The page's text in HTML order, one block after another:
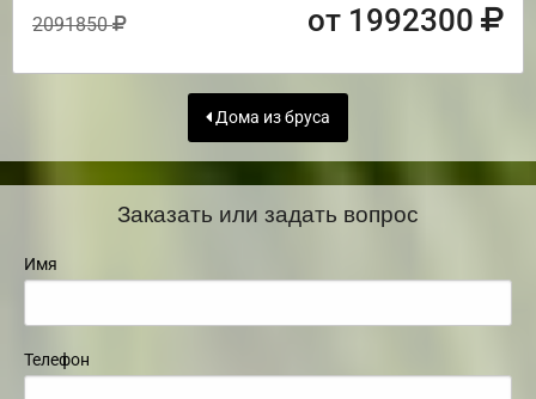
2091850 от 1992300
Дома из бруса
Заказать или задать вопрос
Имя
Телефон